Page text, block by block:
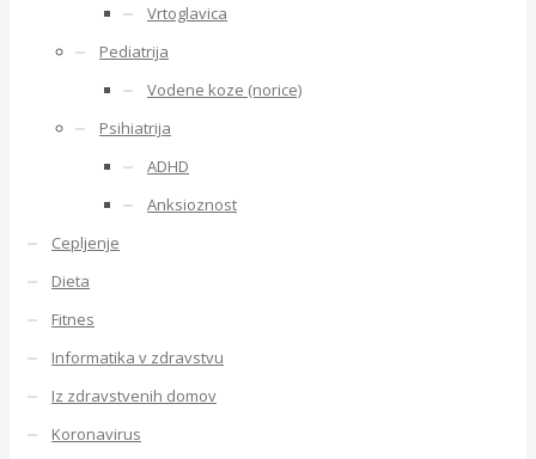
Vrtoglavica
Pediatrija
Vodene koze (norice)
Psihiatrija
ADHD
Anksioznost
Cepljenje
Dieta
Fitnes
Informatika v zdravstvu
Iz zdravstvenih domov
Koronavirus